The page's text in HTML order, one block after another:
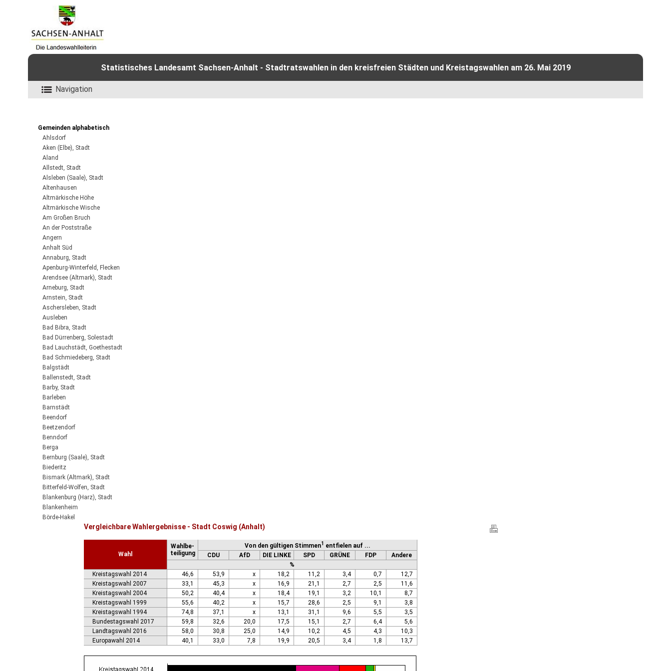
Statistisches Landesamt Sachsen-Anhalt - Stadtratswahlen in den kreisfreien Städten und Kreistagswahlen am 26. Mai 2019
Navigation
Gemeinden alphabetisch
Ahlsdorf
Aken (Elbe), Stadt
Aland
Allstedt, Stadt
Alsleben (Saale), Stadt
Altenhausen
Altmärkische Höhe
Altmärkische Wische
Am Großen Bruch
An der Poststraße
Angern
Anhalt Süd
Annaburg, Stadt
Apenburg-Winterfeld, Flecken
Arendsee (Altmark), Stadt
Arneburg, Stadt
Arnstein, Stadt
Aschersleben, Stadt
Ausleben
Bad Bibra, Stadt
Bad Dürrenberg, Solestadt
Bad Lauchstädt, Goethestadt
Bad Schmiedeberg, Stadt
Balgstädt
Ballenstedt, Stadt
Barby, Stadt
Barleben
Barnstädt
Beendorf
Beetzendorf
Benndorf
Berga
Bernburg (Saale), Stadt
Biederitz
Bismark (Altmark), Stadt
Bitterfeld-Wolfen, Stadt
Blankenburg (Harz), Stadt
Blankenheim
Börde-Hakel
Brücken-Hackpfüffel
Calbe (Saale), Stadt
Coswig (Anhalt), Stadt
Dessau-Roßlau, Stadt
Vergleichbare Wahlergebnisse - Stadt Coswig (Anhalt)
Wahl
Wahlbe-
teiligung
Von den gültigen Stimmen1 entfielen auf ...
CDU
AfD DIE LINKE SPD GRÜNE FDP
Andere
%
Kreistagswahl 2014
46,6 53,9 x 18,2 11,2 3,4 0,7
12,7
Kreistagswahl 2007
33,1 45,3 x 16,9 21,1 2,7 2,5
11,6
Kreistagswahl 2004
50,2 40,4 x 18,4 19,1 3,2 10,1
8,7
Kreistagswahl 1999
55,6 40,2 x 15,7 28,6 2,5 9,1
3,8
Kreistagswahl 1994
74,8 37,1 x 13,1 31,1 9,6 5,5
3,5
Bundestagswahl 2017
59,8 32,6 20,0 17,5 15,1 2,7 6,4
5,6
Landtagswahl 2016
58,0 30,8 25,0 14,9 10,2 4,5 4,3
10,3
Europawahl 2014
40,1 33,0 7,8 19,9 20,5 3,4 1,8 13,7